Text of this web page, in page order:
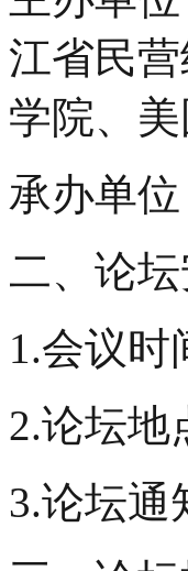
江省民
学院、美
承办单
二、论
1.会议时
2.论坛地
3.论坛通